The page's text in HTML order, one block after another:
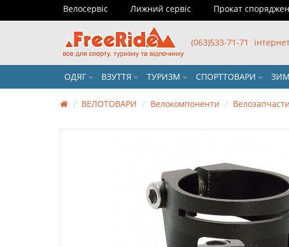
Велосервіс Лижний сервіс Прокат
(063)533-71-71
ОДЯГ ВЗУТТЯ ТУРИЗМ СПОРТТОВАРИ
ВЕЛОТОВАРИ Велокомпоненти